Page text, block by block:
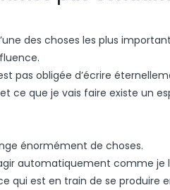
des choses les plus
pas obligée d’écrire
ce que je vais faire existe un
énormément de choses.
automatiquement comme je
qui est en train de se produire